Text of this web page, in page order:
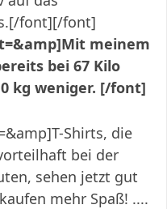
font][/font]
meinem
bei 67 Kilo
kg weniger. [/font]
Shirts, die
bei der
sehen jetzt gut
mehr Spaß! ....